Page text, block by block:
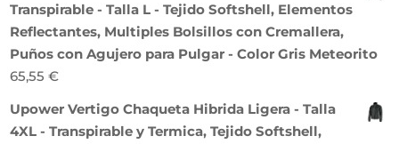
Transpirable - Talla L - Tejido Softshell, Elementos
Reflectantes, Multiples Bolsillos con Cremallera,
Puños con Agujero para Pulgar - Color Gris Meteorito
65,55€
Upower Vertigo Chaqueta Hibrida Ligera - Talla
4XL - Transpirable y Termica, Tejido Softshell,